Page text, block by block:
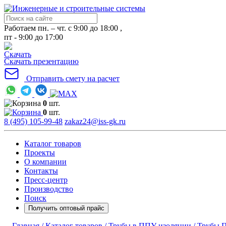
Работаем пн. – чт. с 9:00 до 18:00 ,
пт - 9:00 до 17:00
Скачать презентацию
Отправить смету на расчет
0 шт.
0 шт.
8 (495) 105-99-48 zakaz24@iss-gk.ru
Каталог товаров
Проекты
О компании
Контакты
Пресс-центр
Производство
Поиск
Получить оптовый прайс